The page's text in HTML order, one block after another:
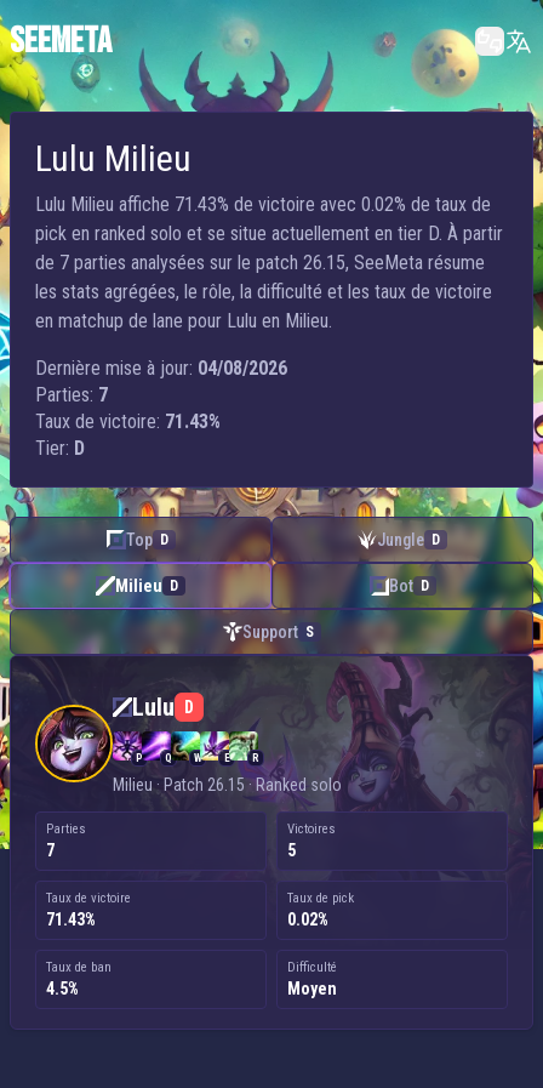
SEEMETA
Lulu Milieu
Lulu Milieu affiche 71.43% de victoire avec 0.02% de taux de
pick en ranked solo et se situe actuellement en tier D. À partir
de 7 parties analysées sur le patch 26.15, SeeMeta résume
les stats agrégées, le rôle, la difficulté et les taux de victoire
en matchup de lane pour Lulu en Milieu.
Dernière mise à jour: 04/08/2026
Parties: 7
Taux de victoire: 71.43%
Tier: D
Top D Jungle D
Milieu D Bot D
Support S
Lulu — Milieu
Lulu D
P Q W E R
Milieu · Patch 26.15 · Ranked solo
Parties
7
Victoires
5
Taux de victoire
71.43%
Taux de pick
0.02%
Taux de ban
4.5%
Difficulté
Moyen